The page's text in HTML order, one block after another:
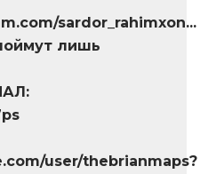
sardor_rahimxon...
лишь
user/thebrianmaps?